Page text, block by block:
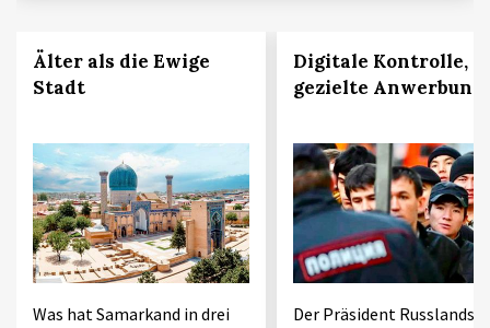
Älter als die Ewige
Stadt
Was hat Samarkand in drei
Digitale Kontrolle,
gezielte Anwerbung
Der Präsident Russlands